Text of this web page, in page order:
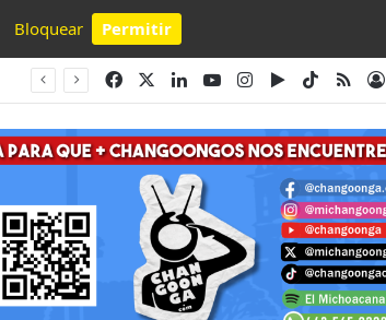
Bloquear Permitir
FacebookLinkedInYouTubeInstagram
Google Play
TikTok
RSS